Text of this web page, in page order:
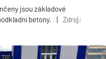
jsou základové
betony.
|
Zdroj: